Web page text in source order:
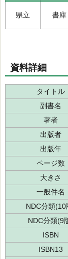
県立 書庫
資料詳細
タイトル
副書名
著者
出版者
出版年
ページ数
大きさ
一般件名
NDC分類(10
NDC分類(9
ISBN
ISBN13